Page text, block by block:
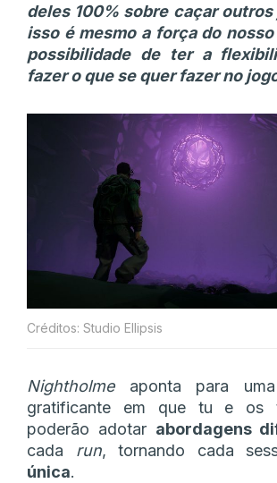
deles 100% sobre caçar outros
isso é mesmo a força do
possibilidade de ter a
fazer o que se quer fazer no
Créditos: Studio Ellipsis
Nightholmeaponta para uma
gratificante em que tu e os
poderão adotar abordagens
cada run, tornando cada
única.